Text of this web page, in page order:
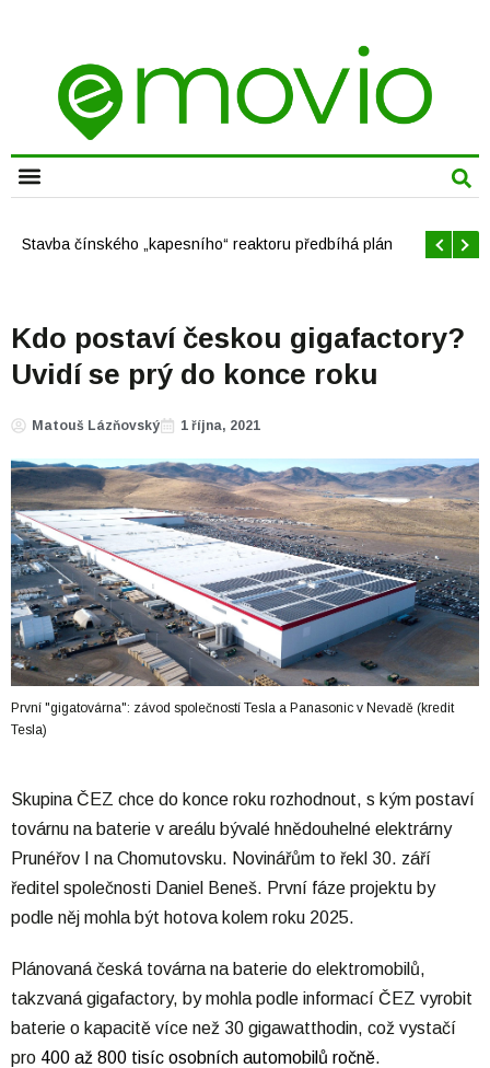
Offshore větrné elektrárny v USA se mají brzy rozrůst
Kdo postaví českou gigafactory?
Uvidí se prý do konce roku
Matouš Lázňovský 1 října, 2021
První "gigatovárna": závod společností Tesla a Panasonic v Nevadě (kredit
Tesla)
Skupina ČEZ chce do konce roku rozhodnout, s kým postaví
továrnu na baterie v areálu bývalé hnědouhelné elektrárny
Prunéřov I na Chomutovsku. Novinářům to řekl 30. září
ředitel společnosti Daniel Beneš. První fáze projektu by
podle něj mohla být hotova kolem roku 2025.
Plánovaná česká továrna na baterie do elektromobilů,
takzvaná gigafactory, by mohla podle informací ČEZ vyrobit
baterie o kapacitě více než 30 gigawatthodin, což vystačí
pro 400 až 800 tisíc osobních automobilů ročně.